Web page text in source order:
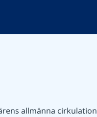
allmänna cirkulation